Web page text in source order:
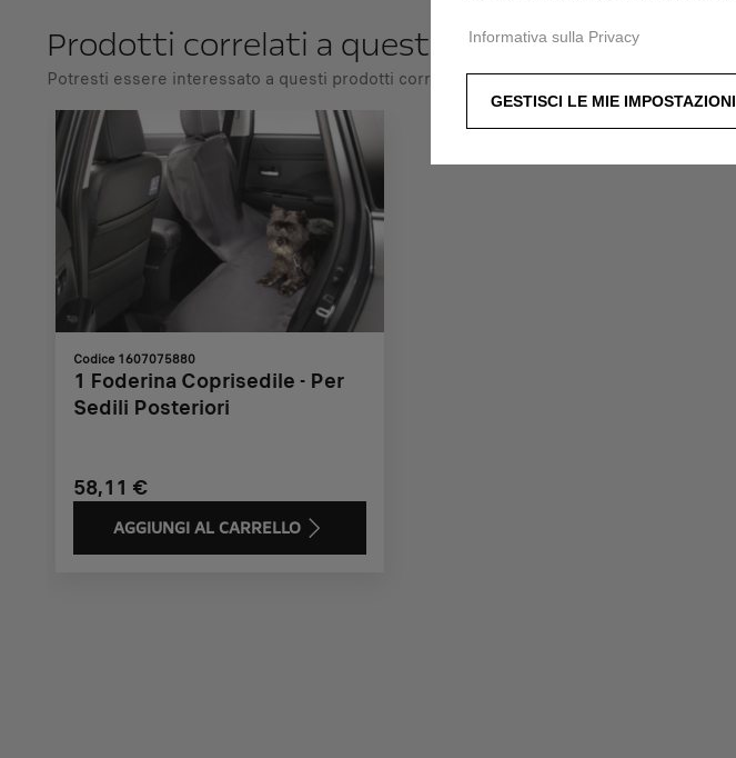
n
Prodotti correlati a questo articolo
Potresti essere interessato a questi prodotti correlati
Codice 1607075880
1 Foderina Coprisedile - Per
Sedili Posteriori
58,11 €
AGGIUNGI AL CARRELLO
Informativa sulla Privacy
GESTISCI LE MIE IMPOSTAZIONI